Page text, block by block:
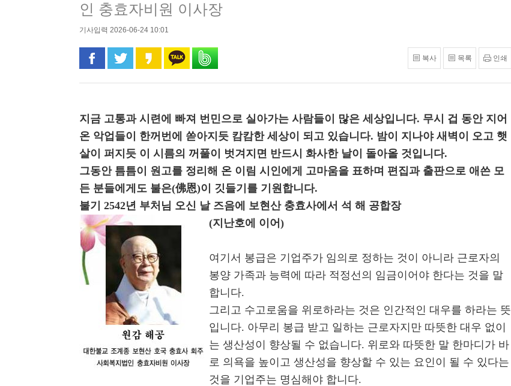
인 충효자비원 이사장
기사입력 2026-06-24 10:01
페이스북으로 공유
트위터로 공유카카오 스토리로 공유
카카오톡으로 공유
복사 목록 인쇄
지금 고통과 시련에 빠져 번민으로 실아가는 사람들이 많은 세상입니다. 무시 겁 동안 지어
온 악업들이 한꺼번에 쏟아지듯 캄캄한 세상이 되고 있습니다. 밤이 지나야 새벽이 오고 햇
살이 퍼지듯 이 시름의 꺼풀이 벗겨지면 반드시 화사한 날이 돌아올 것입니다.
그동안 틈틈이 원고를 정리해 온 이림 시인에게 고마움을 표하며 편집과 출판으로 애쓴 모
든 분들에게도 불은(佛恩)이 깃들기를 기원합니다.
불기 2542년 부처님 오신 날 즈음에 보현산 충효사에서 석 해 공합장
(지난호에 이어)
여기서 봉급은 기업주가 임의로 정하는 것이 아니라 근로자의
봉양 가족과 능력에 따라 적정선의 임금이어야 한다는 것을 말
합니다.
그리고 수고로움을 위로하라는 것은 인간적인 대우를 하라는 뜻
입니다. 아무리 봉급 받고 일하는 근로자지만 따뜻한 대우 없이
는 생산성이 향상될 수 없습니다. 위로와 따뜻한 말 한마디가 바
로 의욕을 높이고 생산성을 향상할 수 있는 요인이 될 수 있다는
것을 기업주는 명심해야 합니다.